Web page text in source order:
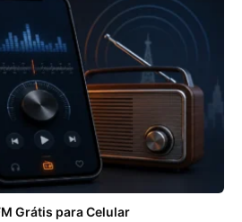
Grátis para Celular